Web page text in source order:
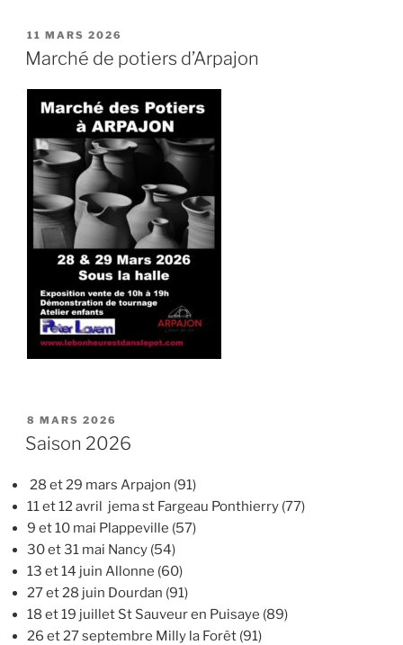
PUBLIÉ
LE
11 MARS 2026
Marché de potiers d’Arpajon
PUBLIÉ
LE
8 MARS 2026
Saison 2026
28 et 29 mars Arpajon (91)
11 et 12 avril jema st Fargeau Ponthierry (77)
9 et 10 mai Plappeville (57)
30 et 31 mai Nancy (54)
13 et 14 juin Allonne (60)
27 et 28 juin Dourdan (91)
18 et 19 juillet St Sauveur en Puisaye (89)
26 et 27 septembre Milly la Forêt (91)